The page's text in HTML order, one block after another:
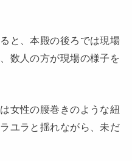
と、本殿の後ろでは現場
数人の方が現場の様子を
女性の腰巻きのような紐
ユラと揺れながら、未だ